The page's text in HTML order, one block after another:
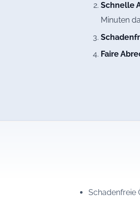
Schnelle
Minuten
Faire
Schadenfreie